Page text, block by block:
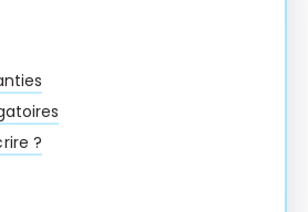
?